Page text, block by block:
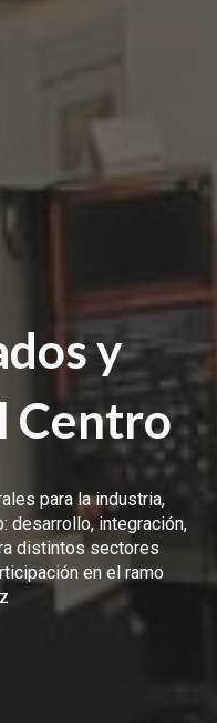
y
Centro
para la industria,
desarrollo, integración,
distintos sectores
en el ramo